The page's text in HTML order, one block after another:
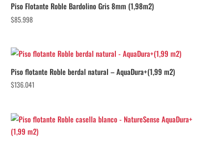
Piso Flotante Roble Bardolino Gris 8mm (1,98m2)
$85.998
Piso flotante Roble berdal natural – AquaDura+(1,99 m2)
$136.041